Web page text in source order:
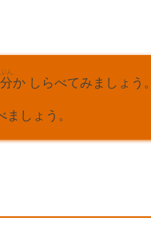
分
ぶん
か しらべてみましょう。
ましょう。